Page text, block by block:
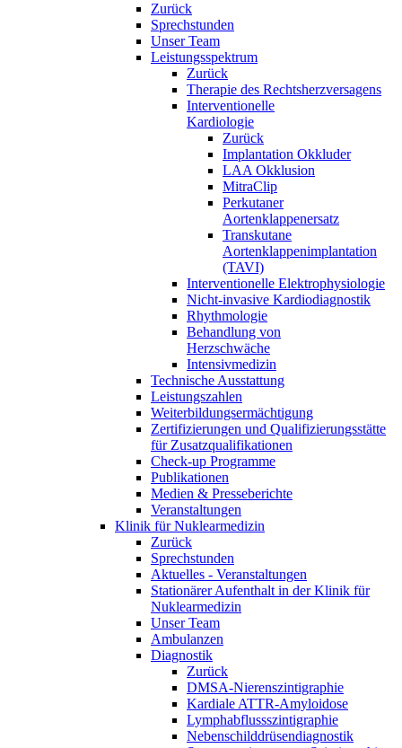
Zurück
Sprechstunden
Unser Team
Leistungsspektrum
Zurück
Therapie des Rechtsherzversagens
Interventionelle
Kardiologie
Zurück
Implantation Okkluder
LAA Okklusion
MitraClip
Perkutaner
Aortenklappenersatz
Transkutane
Aortenklappenimplantation
(TAVI)
Interventionelle Elektrophysiologie
Nicht-invasive Kardiodiagnostik
Rhythmologie
Behandlung von
Herzschwäche
Intensivmedizin
Technische Ausstattung
Leistungszahlen
Weiterbildungsermächtigung
Zertifizierungen und Qualifizierungsstätte
für Zusatzqualifikationen
Check-up Programme
Publikationen
Medien & Presseberichte
Veranstaltungen
Klinik für Nuklearmedizin
Zurück
Sprechstunden
Aktuelles - Veranstaltungen
Stationärer Aufenthalt in der Klinik für
Nuklearmedizin
Unser Team
Ambulanzen
Diagnostik
Zurück
DMSA-Nierenszintigraphie
Kardiale ATTR-Amyloidose
Lymphabflussszintigraphie
Nebenschilddrüsendiagnostik